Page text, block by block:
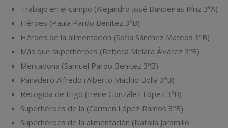
Trabajo en el campo (Alejandro José Bandeiras Píriz 3ºA)
Héroes (Paula Pardo Benítez 3ºB)
Héroes de la alimentación (Sofia Sánchez Mateos 3ºB)
Más que superhéroes (Rebeca Melara Álvarez 3ºB)
Mercadona (Samuel Pardo Benítez 3ºB)
Panadero Alfredo (Alberto Machío Bolla 3ºB)
Recogida de trigo (Irene González López 3ºB)
Superhéroes de la (Carmen López Ramos 3ºB)
Superhéroes de la alimentación (Natalia Jaramillo